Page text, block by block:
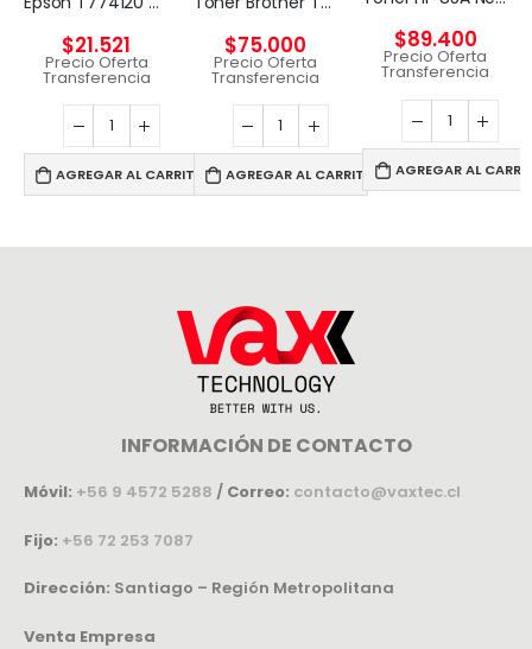
$21.521
Precio Oferta
Transferencia
AGREGAR AL CARRITO
$75.000
Precio Oferta
Transferencia
AGREGAR AL CARRITO
$89.400
Precio Oferta
Transferencia
AGREGAR AL
INFORMACIÓN DE CONTACTO
Móvil: +56 9 4572 5288 / Correo: contacto@vaxtec.cl
Fijo: +56 72 253 7087
Dirección: Santiago – Región Metropolitana
Venta Empresa